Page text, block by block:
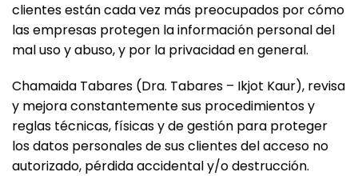
clientes están cada vez más preocupados por cómo
las empresas protegen la información personal del
mal uso y abuso, y por la privacidad en general.
Chamaida Tabares (Dra. Tabares – Ikjot Kaur), revisa
y mejora constantemente sus procedimientos y
reglas técnicas, físicas y de gestión para proteger
los datos personales de sus clientes del acceso no
autorizado, pérdida accidental y/o destrucción.